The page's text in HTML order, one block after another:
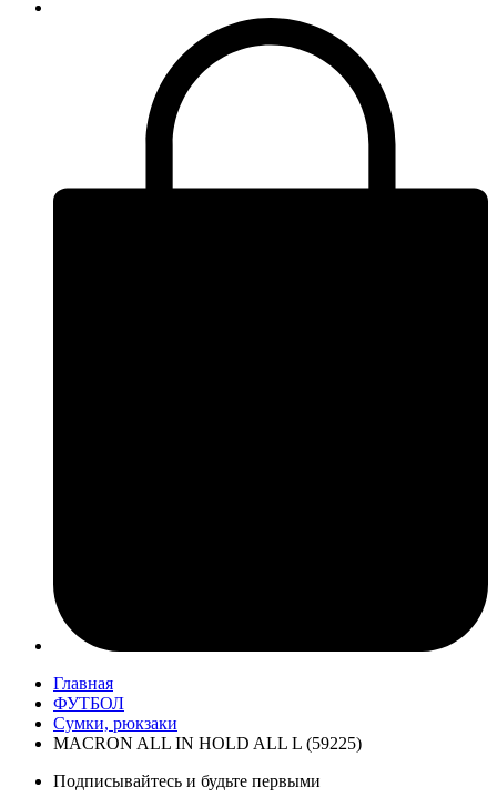
Главная
ФУТБОЛ
Сумки, рюкзаки
MACRON ALL IN HOLD ALL L (59225)
Подписывайтесь и будьте первыми